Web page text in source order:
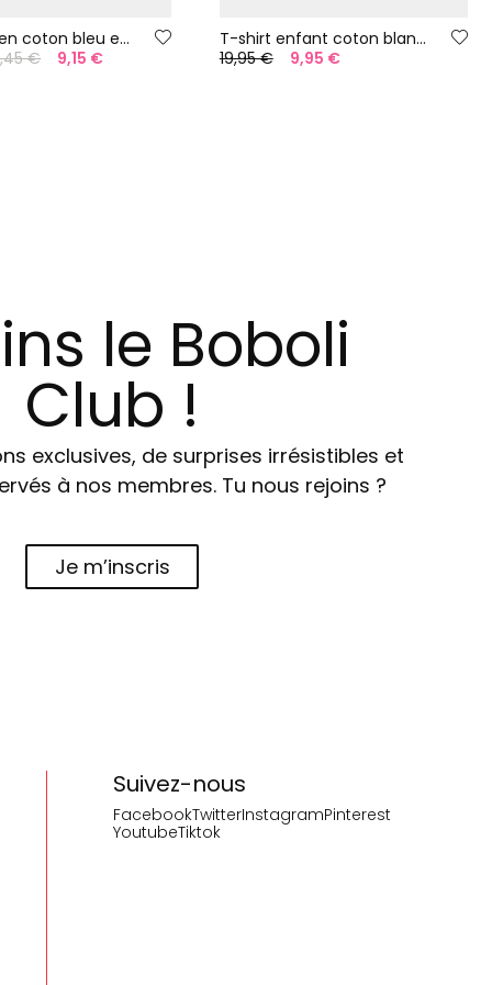
Bermuda en coton bleu eau
€
9,15 €
T-shirt enfant coton blanc requin
19,95 €
9,95 €
le Boboli
Club !
exclusives, de surprises irrésistibles et
à nos membres. Tu nous rejoins ?
Je m’inscris
Suivez-nous
FacebookTwitterInstagramPinterest
YoutubeTiktok